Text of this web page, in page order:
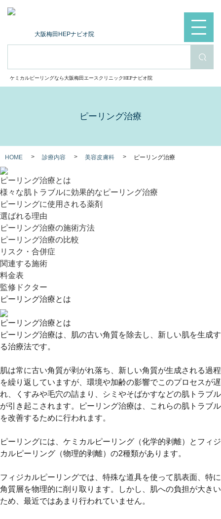
ケミカルピーリングなら大阪梅田エースクリニックHEPナビオ院
大阪梅田HEPナビオ院
ピーリング治療
HOME 診療内容 美容皮膚科 ピーリング治療
ピーリング治療とは
様々な肌トラブルに効果的なピーリング治療
ピーリングに使用される薬剤
選ばれる理由
ピーリング治療の施術方法
ピーリング治療の比較
リスク・合併症
関連する施術
料金表
監修ドクター
ピーリング治療とは
ピーリング治療とは
ピーリング治療は、肌の古い角質を除去し、新しい肌を生成す
る治療法です。
肌は常に古い角質が剥がれ落ち、新しい角質が生成される過程
を繰り返していますが、環境や加齢の影響でこのプロセスが遅
れ、くすみや毛穴の詰まり、シミやそばかすなどの肌トラブル
が引き起こされます。ピーリング治療は、これらの肌トラブル
を改善するために行われます。
ピーリングには、ケミカルピーリング（化学的剥離）とフィジ
カルピーリング（物理的剥離）の2種類があります。
フィジカルピーリングでは、特殊な道具を使って肌表面、特に
角質層を物理的に削り取ります。しかし、肌への負担が大きい
ため、最近ではあまり行われていません。